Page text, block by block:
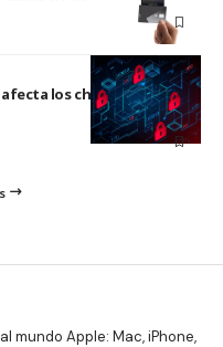
los chips de Apple
mundo Apple: Mac, iPhone,